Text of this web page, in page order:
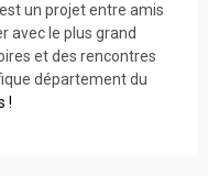
un projet entre amis
avec le plus grand
et des rencontres
département du
!